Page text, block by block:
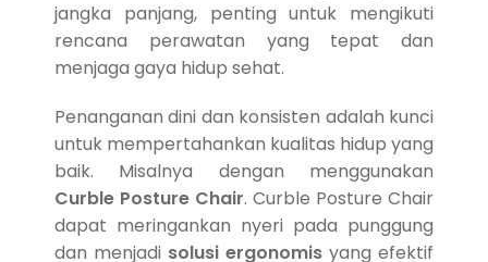
jangka panjang, penting untuk mengikuti
rencana perawatan yang tepat dan
menjaga gaya hidup sehat.
Penanganan dini dan konsisten adalah kunci
untuk mempertahankan kualitas hidup yang
baik. Misalnya dengan menggunakan
Curble Posture Chair. Curble Posture Chair
dapat meringankan nyeri pada punggung
dan menjadi solusi ergonomis yang efektif